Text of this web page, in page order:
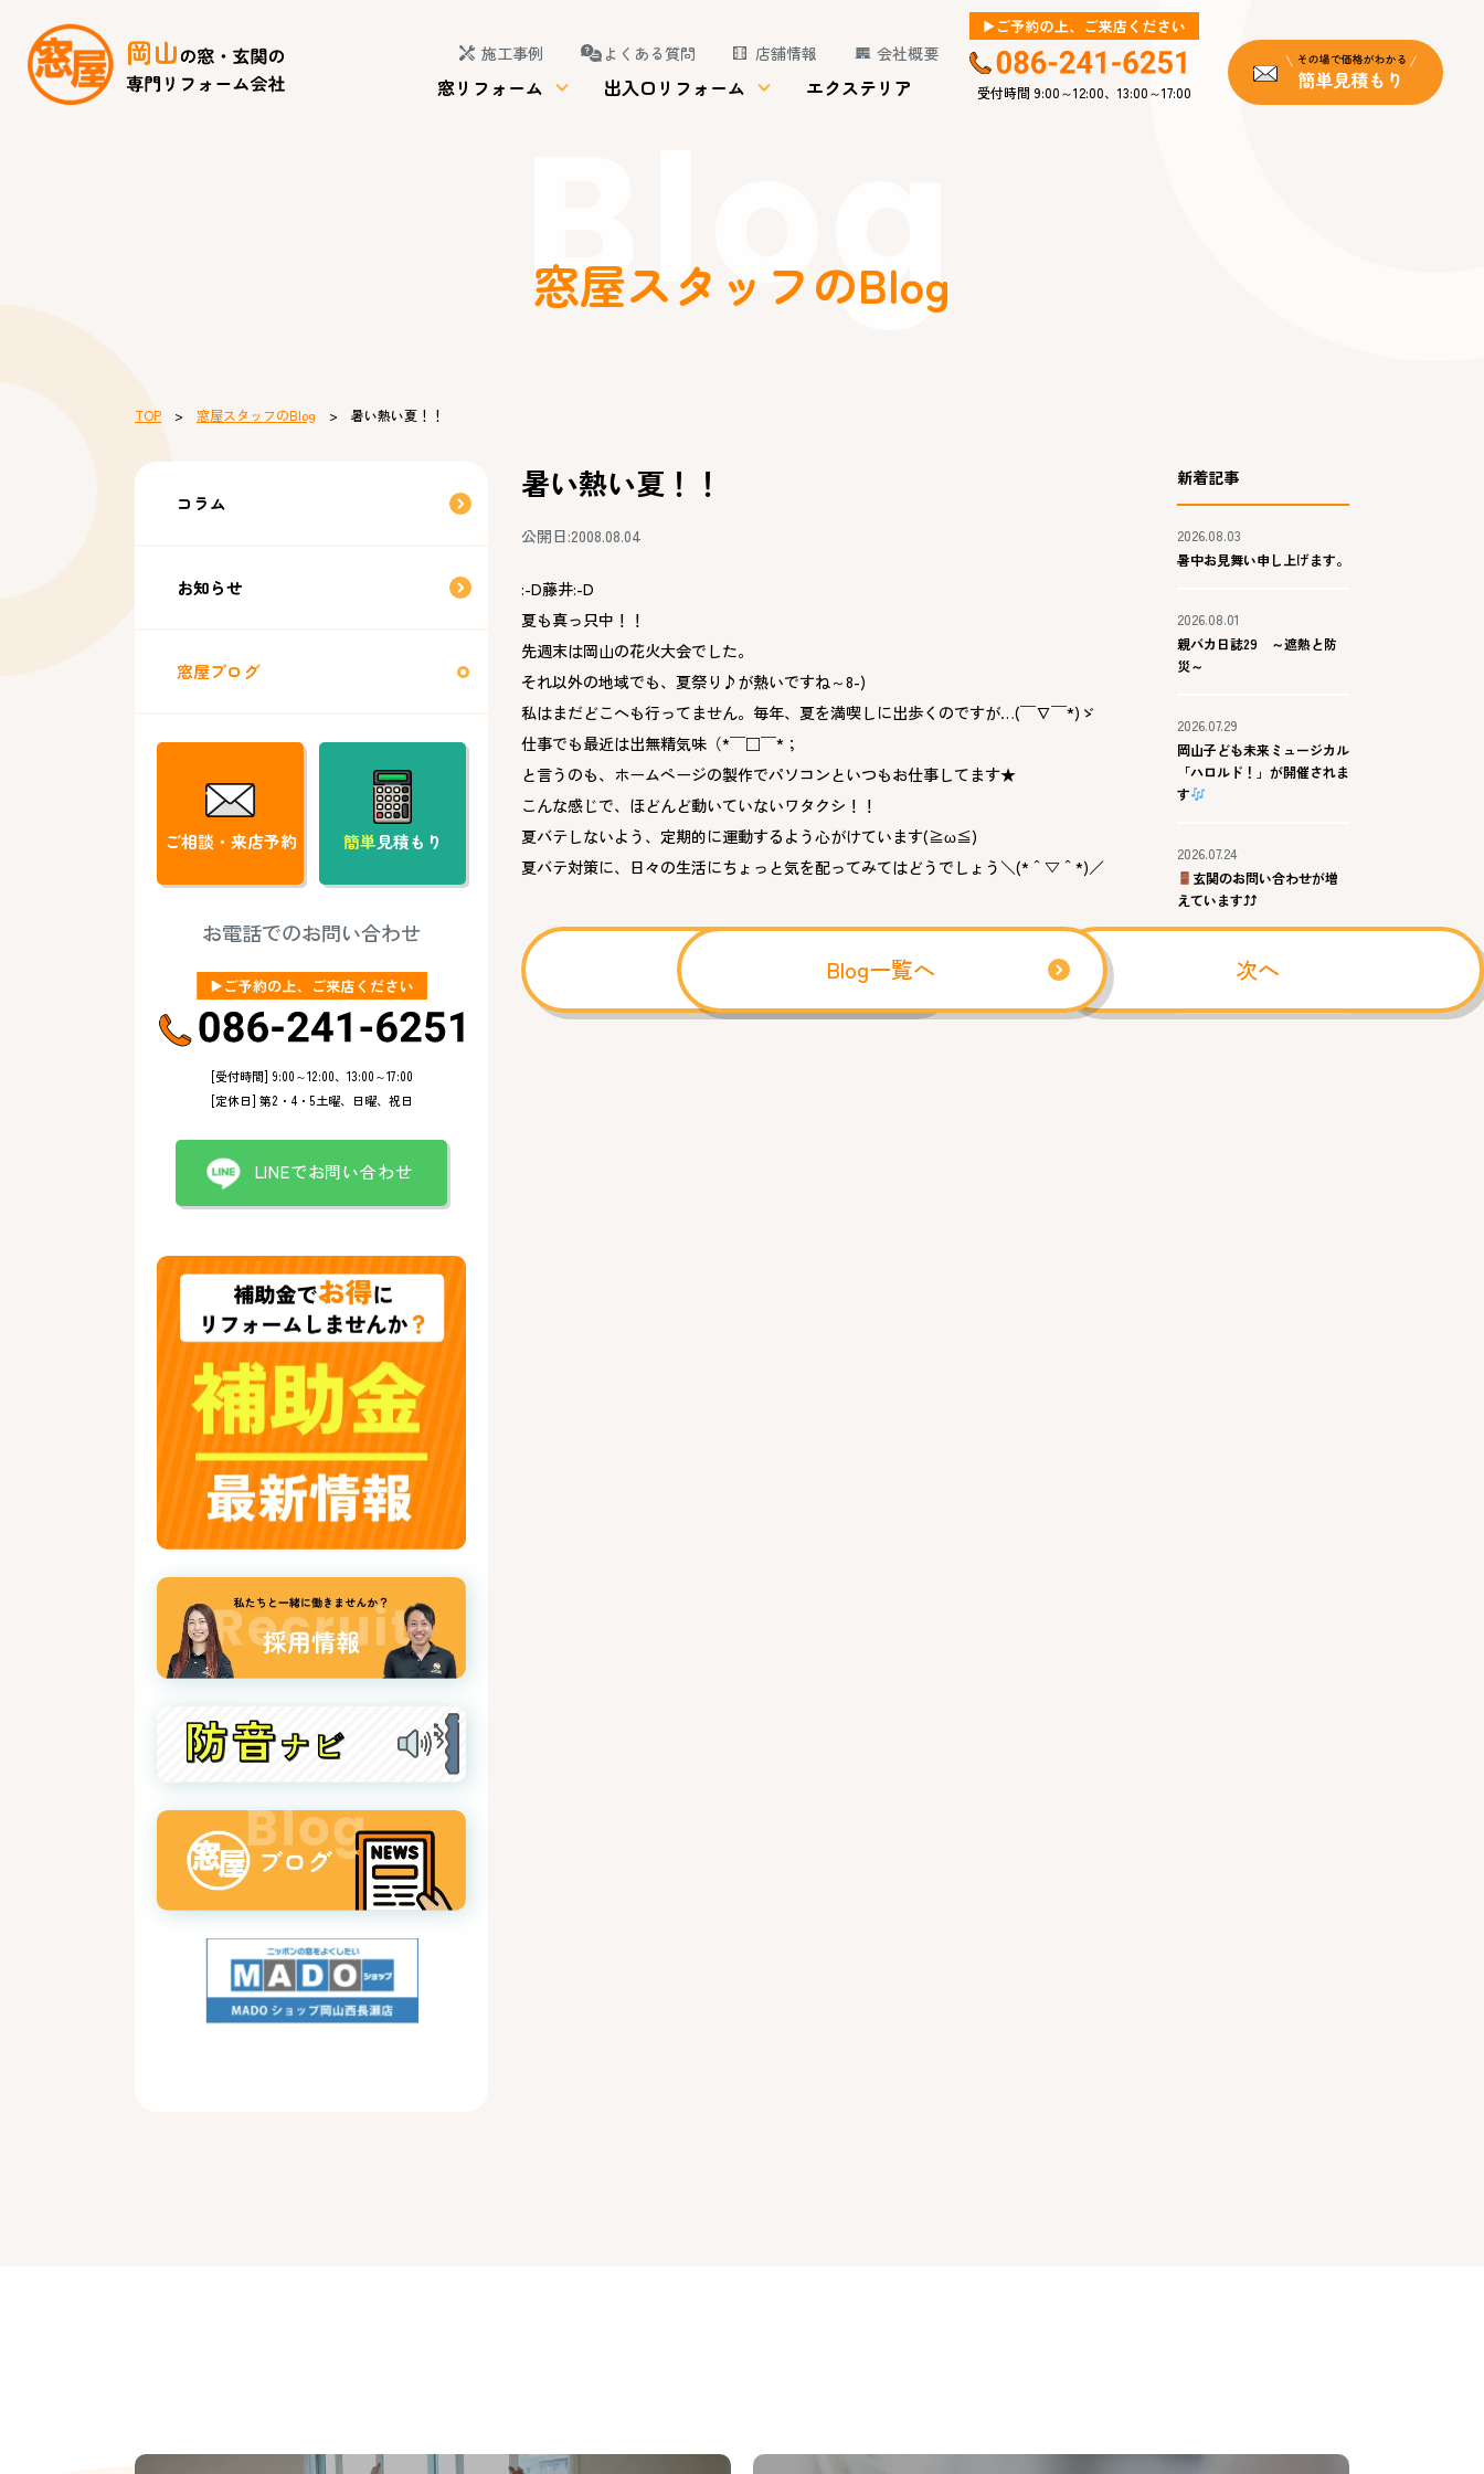
施工事例 よくある質問 店舗情報 会社概要
窓リフォーム 出入口リフォーム エクステリア 受付時間 9:00～12:00、13:00～17:00
Blog
窓屋スタッフのBlog
TOP > 窓屋スタッフのBlog > 暑い熱い夏！！
暑い熱い夏！！
公開日:2008.08.04
:-D藤井:-D
夏も真っ只中！！
先週末は岡山の花火大会でした。
それ以外の地域でも、夏祭り♪が熱いですね～8-)
私はまだどこへも行ってません。毎年、夏を満喫しに出歩くのですが…(￣∇￣*)ゞ
仕事でも最近は出無精気味（*￣□￣*；
と言うのも、ホームページの製作でパソコンといつもお仕事してます★
こんな感じで、ほどんど動いていないワタクシ！！
夏バテしないよう、定期的に運動するよう心がけています(≧ω≦)
夏バテ対策に、日々の生活にちょっと気を配ってみてはどうでしょう＼(*＾▽＾*)／
次へ
Blog一覧へ
新着記事
2026.08.03
暑中お見舞い申し上げます。
2026.08.01
親バカ日誌29 ～遮熱と防
災～
2026.07.29
岡山子ども未来ミュージカル
「ハロルド！」が開催されま
す
2026.07.24
玄関のお問い合わせが増
えています⤴⤴
コラム
お知らせ
窓屋ブログ
ご相談・来店予約 簡単見積もり
お電話でのお問い合わせ
[受付時間] 9:00～12:00、13:00～17:00
[定休日] 第2・4・5土曜、日曜、祝日
LINEでお問い合わせ